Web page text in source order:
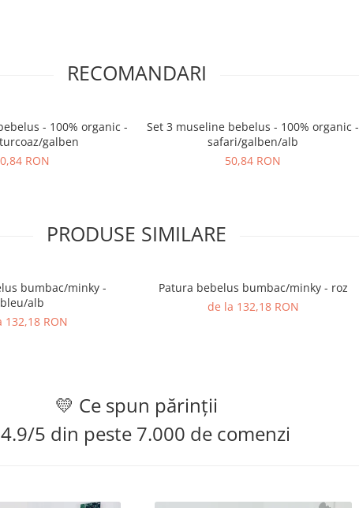
RECOMANDARI
- 100% organic -
galben
RON
Set 3 museline bebelus - 100% organic -
safari/galben/alb
50,84 RON
PRODUSE SIMILARE
bumbac/minky -
bleu/alb
132,18 RON
Patura bebelus bumbac/minky - roz
de la 132,18 RON
💛 Ce spun părinții
4.9/5 din peste 7.000 de comenzi